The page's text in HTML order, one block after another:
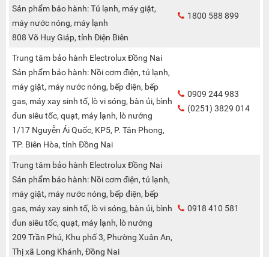
Sản phẩm bảo hành: Tủ lạnh, máy giặt,
máy nước nóng, máy lạnh
808 Võ Huy Giáp, tỉnh Điện Biên
1800 588 899
Trung tâm bảo hành Electrolux Đồng Nai
Sản phẩm bảo hành: Nồi cơm điện, tủ lạnh,
máy giặt, máy nước nóng, bếp điện, bếp
gas, máy xay sinh tố, lò vi sóng, bàn ủi, bình
đun siêu tốc, quạt, máy lạnh, lò nướng
1/17 Nguyễn Ái Quốc, KP5, P. Tân Phong,
TP. Biên Hòa, tỉnh Đồng Nai
0909 244 983
(0251) 3829 014
Trung tâm bảo hành Electrolux Đồng Nai
Sản phẩm bảo hành: Nồi cơm điện, tủ lạnh,
máy giặt, máy nước nóng, bếp điện, bếp
gas, máy xay sinh tố, lò vi sóng, bàn ủi, bình
đun siêu tốc, quạt, máy lạnh, lò nướng
209 Trần Phú, Khu phố 3, Phường Xuân An,
Thị xã Long Khánh, Đồng Nai
0918 410 581